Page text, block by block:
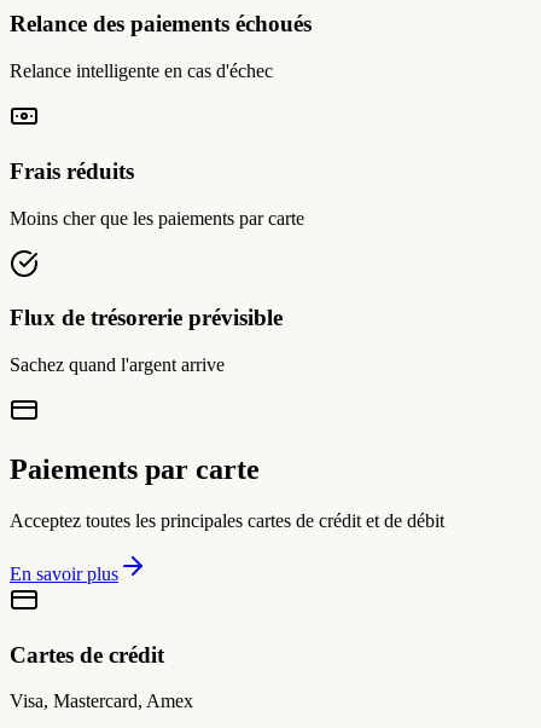
Relance des paiements échoués
Relance intelligente en cas d'échec
Frais réduits
Moins cher que les paiements par carte
Flux de trésorerie prévisible
Sachez quand l'argent arrive
Paiements par carte
Acceptez toutes les principales cartes de crédit et de débit
En savoir plus
Cartes de crédit
Visa, Mastercard, Amex